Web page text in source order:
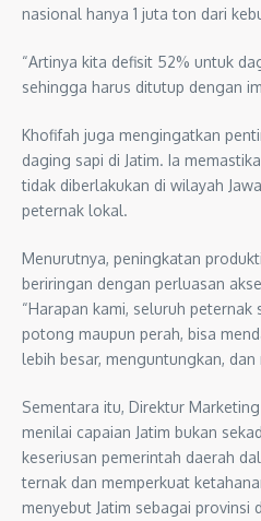
nasional hanya 1 juta ton dari
“Artinya kita defisit 52% untuk
sehingga harus ditutup dengan
Khofifah juga mengingatkan
daging sapi di Jatim. Ia
tidak diberlakukan di wilayah
peternak lokal.
Menurutnya, peningkatan
beriringan dengan perluasan
“Harapan kami, seluruh peternak
potong maupun perah, bisa
lebih besar, menguntungkan, dan
Sementara itu, Direktur
menilai capaian Jatim bukan
keseriusan pemerintah daerah
ternak dan memperkuat
menyebut Jatim sebagai provinsi